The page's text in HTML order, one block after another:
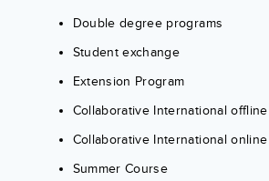
Double degree programs
Student exchange
Extension Program
Collaborative International
Collaborative International
Summer Course